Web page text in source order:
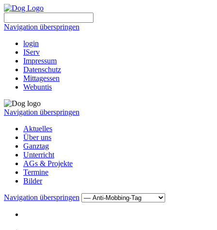
Navigation überspringen
login
IServ
Impressum
Datenschutz
Mittagessen
Webuntis
Navigation überspringen
Aktuelles
Über uns
Ganztag
Unterricht
AGs & Projekte
Termine
Bilder
Navigation überspringen